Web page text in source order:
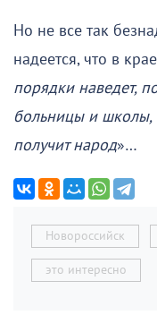
Но не все так
надеется, что в
порядки наведет,
больницы и школы,
получит народ»…
Новороссийск
это интересно